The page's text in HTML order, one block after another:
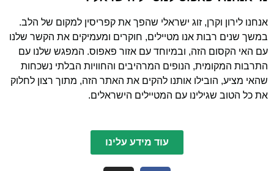
אנחנו לירון וקרן, זוג ישראלי שהפך את קפריסין למקום של הלב.
במשך שנים רבות אנו מטיילים, חוקרים ומעמיקים את הקשר שלנו
עם האי הקסום הזה, ובמיוחד עם אזור פאפוס. המפגש שלנו עם
התרבות המקומית, הנופים המרהיבים והחוויות הבלתי נשכחות
שהאי מציע, הובילו אותנו להקים את האתר הזה, מתוך רצון לחלוק
את כל הטוב שגילינו עם המטיילים הישראלים.
עוד מידע עלינו